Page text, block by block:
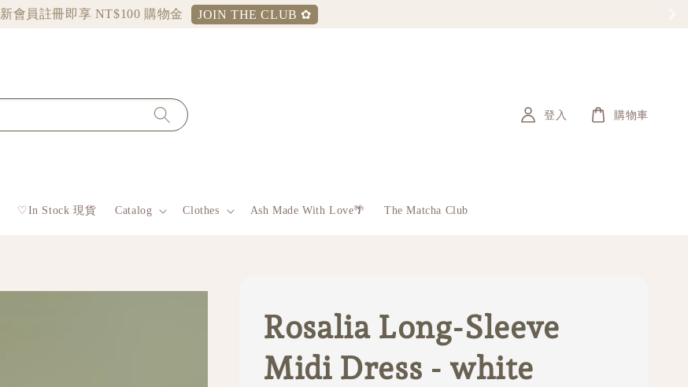
新會員註冊即享 NT$100 購物金 JOIN THE CLUB ✿
♡︎In Stock 現貨 Catalog Clothes Ash Made With Love🌴 The Matcha Club
登入 購物車
Rosalia Long-Sleeve
Midi Dress - white